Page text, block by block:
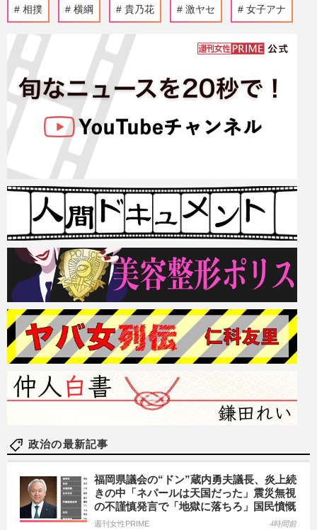
相撲 横綱 貴乃花 激ヤセ 女子アナ
政治の最新記事
福岡県議会の“ドン”蔵内勇夫議長、炎上続
きの中「ネパールは天国だった」震災無視
の不謹慎発言で「地獄に落ちろ」国民憤慨
週刊女性PRIME 4時間前